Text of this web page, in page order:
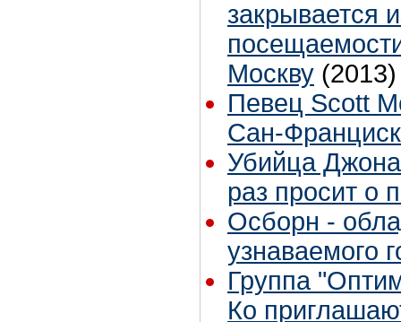
закрывается
Москву (2013)
Певец Scott
Сан-
Убийца
раз просит о
Осборн -
узнаваемого
Группа
Ко